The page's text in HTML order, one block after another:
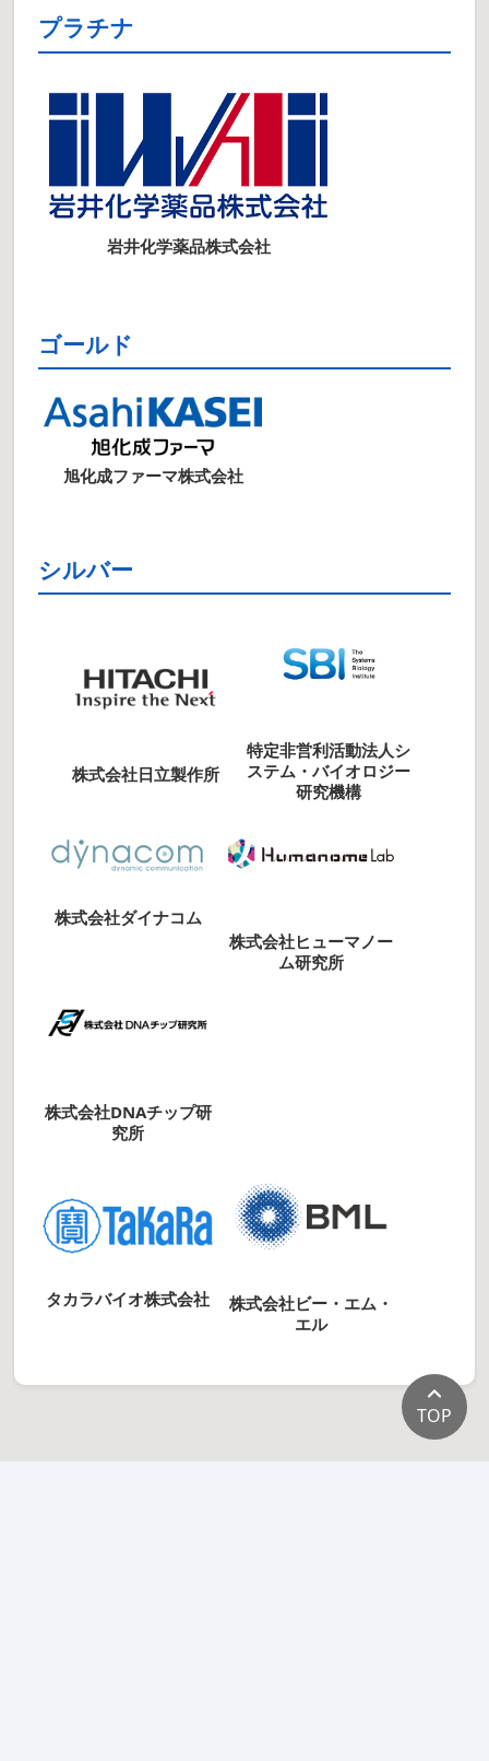
プラチナ
岩井化学薬品株式会社
ゴールド
旭化成ファーマ株式会社
シルバー
株式会社日立製作所
特定非営利活動法人シ
ステム・バイオロジー
研究機構
株式会社ダイナコム
株式会社ヒューマノー
ム研究所
株式会社DNAチップ研
究所
タカラバイオ株式会社
株式会社ビー・エム・
エル
TOP